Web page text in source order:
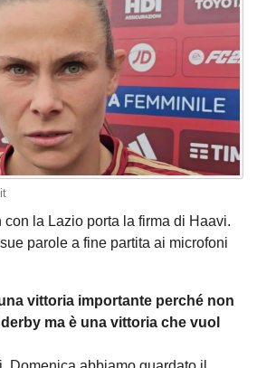
con la Lazio porta la firma di Haavi.
parole a fine partita ai microfoni
vittoria importante perché non
ma è una vittoria che vuol